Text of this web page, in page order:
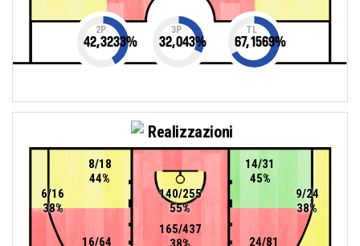
2P
42,3233%
3P
32,043%
TL
67,1569%
Realizzazioni
16/64
8/18
44%
24/81
14/31
45%
165/437
140/255
55%
6/16
38%
9/24
38%